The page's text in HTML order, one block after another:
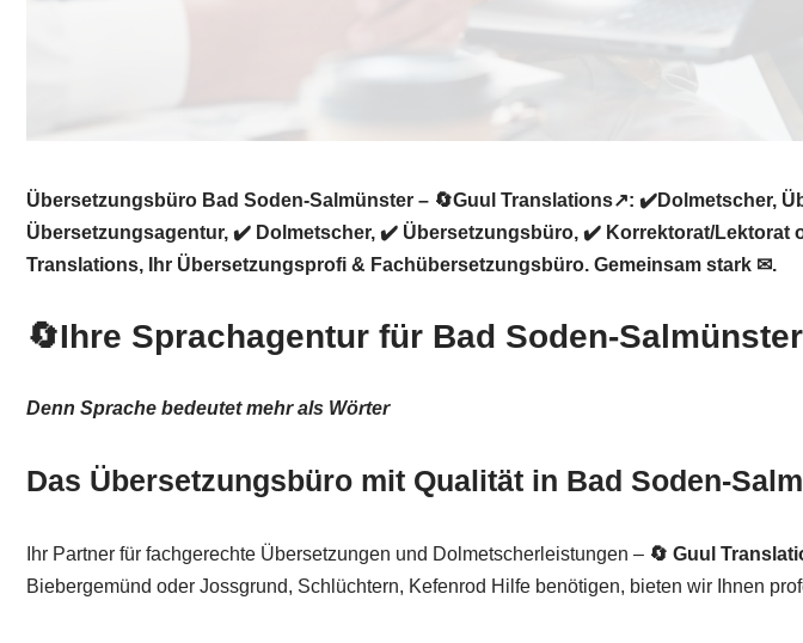
Übersetzungsbüro Bad Soden-Salmünster – 🔄Guul Translations↗️: ✔️Dolmetscher,
Übersetzungsagentur, ✔️ Dolmetscher, ✔️ Übersetzungsbüro, ✔️ Korrektorat/
Translations, Ihr Übersetzungsprofi & Fachübersetzungsbüro. Gemeinsam stark ✉.
🔄Ihre Sprachagentur für Bad Soden-
Denn Sprache bedeutet mehr als Wörter
Das Übersetzungsbüro mit Qualität in Bad Soden-
Ihr Partner für fachgerechte Übersetzungen und Dolmetscherleistungen – 🔄 Guul
Biebergemünd oder Jossgrund, Schlüchtern, Kefenrod Hilfe benötigen, bieten wir Ihnen